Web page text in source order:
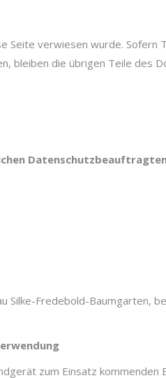
verwiesen wurde. Sofern
bleiben die übrigen Teile des
Silke-Fredebold-Baumgarten,
zum Einsatz